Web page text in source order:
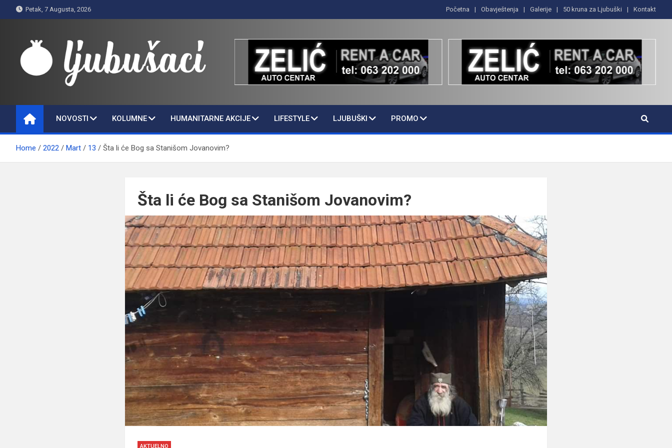
to
Petak, 7 Augusta, 2026 Početna Obavještenja Galerije 50 kruna za Ljubuški Kontakt
Ljubušaci
NOVOSTI KOLUMNE HUMANITARNE AKCIJE LIFESTYLE LJUBUŠKI PROMO
Home 2022 Mart 13 Šta li će Bog sa Stanišom Jovanovim?
Šta li će Bog sa Stanišom Jovanovim?
AKTUELNO